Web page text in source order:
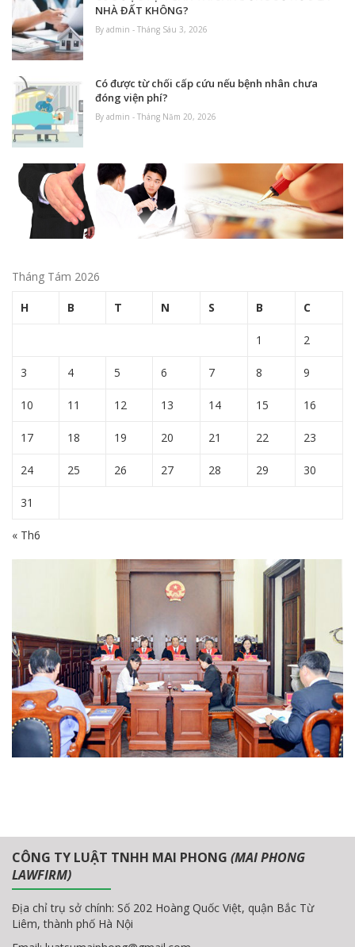
NHÀ ĐẤT KHÔNG?
By admin - Tháng Sáu 3, 2026
Có được từ chối cấp cứu nếu bệnh nhân chưa
đóng viện phí?
By admin - Tháng Năm 20, 2026
Tháng Tám 2026
H B T N S B C
1 2
3 4 5 6 7 8 9
10 11 12 13 14 15 16
17 18 19 20 21 22 23
24 25 26 27 28 29 30
31
« Th6
CÔNG TY LUẬT TNHH MAI PHONG (MAI PHONG
LAWFIRM)
Địa chỉ trụ sở chính: Số 202 Hoàng Quốc Việt, quận Bắc Từ
Liêm, thành phố Hà Nội